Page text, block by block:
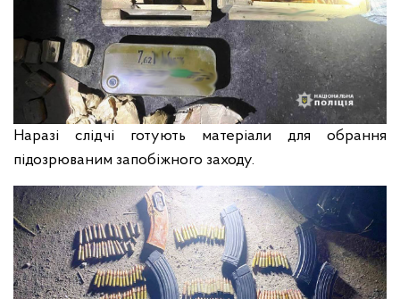
Наразі слідчі готують матеріали для обрання
підозрюваним запобіжного заходу.